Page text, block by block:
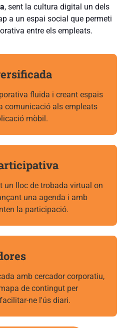
, sent la cultura digital un dels
a un espai social que permeti
entre els empleats.
fluida i creant espais
comunicació als empleats
mòbil.
un lloc de trobada virtual on
una agenda i amb
la participació.
amb cercador corporatiu,
de contingut per
ne l'ús diari.